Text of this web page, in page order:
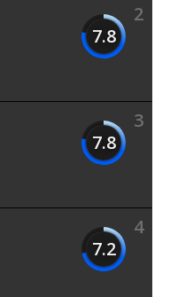
2
7.8
3
7.8
4
7.2